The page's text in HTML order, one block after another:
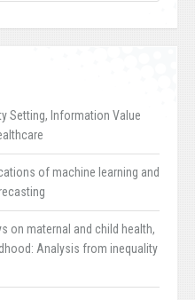
Setting, Information Value
of machine learning and
on maternal and child health,
Analysis from inequality